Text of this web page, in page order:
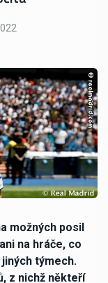
možných posil
na hráče, co
týmech.
z nichž někteří